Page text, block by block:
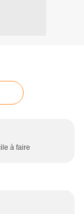
à faire